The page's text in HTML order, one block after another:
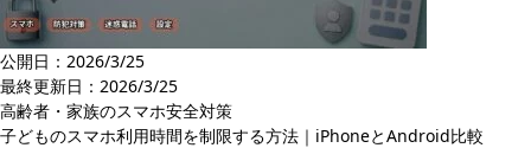
公開日：2026/3/25
最終更新日： 2026/3/25
高齢者・家族のスマホ安全対策
子どものスマホ利用時間を制限する方法｜iPhoneとAndroid比較